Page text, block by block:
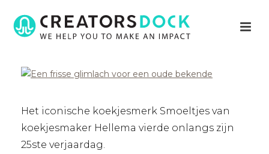
Het iconische koekjesmerk Smoeltjes van
koekjesmaker Hellema vierde onlangs zijn
25ste verjaardag.